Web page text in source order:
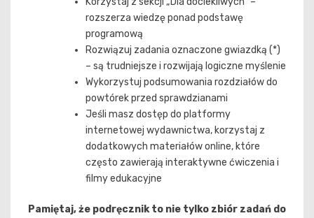
rozszerza wiedzę ponad podstawę
programową
Rozwiązuj zadania oznaczone gwiazdką (*)
– są trudniejsze i rozwijają logiczne myślenie
Wykorzystuj podsumowania rozdziałów do
powtórek przed sprawdzianami
Jeśli masz dostęp do platformy
internetowej wydawnictwa, korzystaj z
dodatkowych materiałów online, które
często zawierają interaktywne ćwiczenia i
filmy edukacyjne
Pamiętaj, że podręcznik to nie tylko zbiór zadań do